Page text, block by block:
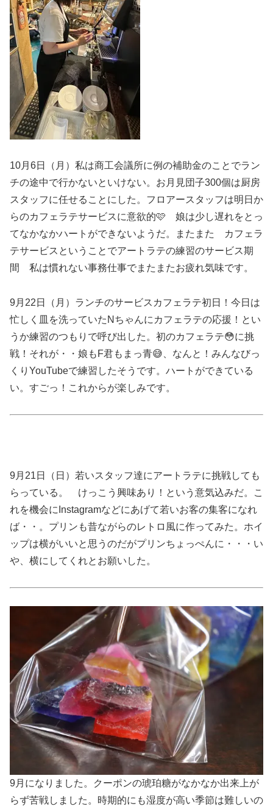
10月6日（月）私は商工会議所に例の補助金のことでラン
チの途中で行かないといけない。お月見団子300個は厨房
スタッフに任せることにした。フロアースタッフは明日か
らのカフェラテサービスに意欲的🩷 娘は少し遅れをとっ
てなかなかハートができないようだ。またまた カフェラ
テサービスということでアートラテの練習のサービス期
間 私は慣れない事務仕事でまたまたお疲れ気味です。
9月22日（月）ランチのサービスカフェラテ初日！今日は
忙しく皿を洗っていたNちゃんにカフェラテの応援！とい
うか練習のつもりで呼び出した。初のカフェラテ😳に挑
戦！それが・・娘もF君もまっ青😅、なんと！みんなびっ
くりYouTubeで練習したそうです。ハートができている
い。すごっ！これからが楽しみです。
9月21日（日）若いスタッフ達にアートラテに挑戦しても
らっている。 けっこう興味あり！という意気込みだ。こ
れを機会にInstagramなどにあげて若いお客の集客になれ
ば・・。プリンも昔ながらのレトロ風に作ってみた。ホイ
ップは横がいいと思うのだがプリンちょっぺんに・・・い
や、横にしてくれとお願いした。
9月になりました。クーポンの琥珀糖がなかなか出来上が
らず苦戦しました。時期的にも湿度が高い季節は難しいの